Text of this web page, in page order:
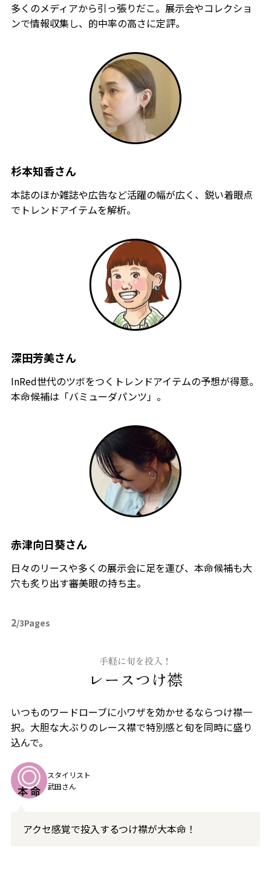
多くのメディアから引っ張りだこ。展示会やコレクショ
ンで情報収集し、的中率の高さに定評。
杉本知香さん
本誌のほか雑誌や広告など活躍の幅が広く、鋭い着眼点
でトレンドアイテムを解析。
深田芳美さん
InRed世代のツボをつくトレンドアイテムの予想が得意。
本命候補は「バミューダパンツ」。
赤津向日葵さん
日々のリースや多くの展示会に足を運び、本命候補も大
穴も炙り出す審美眼の持ち主。
2/3Pages
手軽に旬を投入！
レースつけ襟
いつものワードローブに小ワザを効かせるならつけ襟一
択。大胆な大ぶりのレース襟で特別感と旬を同時に盛り
込んで。
スタイリスト
武田さん
アクセ感覚で投入するつけ襟が大本命！